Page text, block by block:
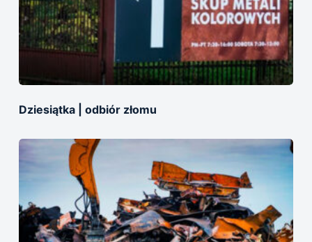
Dziesiątka | оdbiór złomu